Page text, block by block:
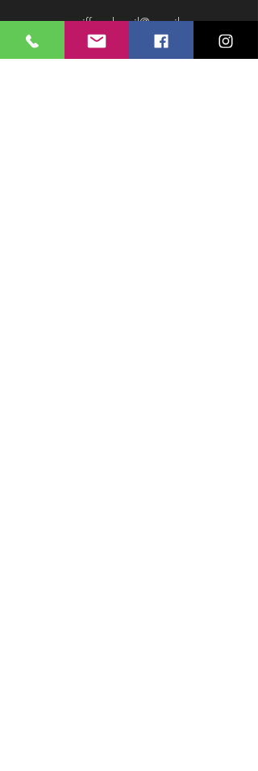
mgcoiffure.bresil@gmail.com